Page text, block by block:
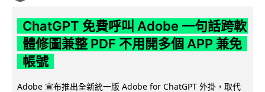
ChatGPT 免費呼叫 Adobe 一句話跨軟
體修圖兼整 PDF 不用開多個 APP 兼免
帳號
Adobe 宣布推出全新統一版 Adobe for ChatGPT 外掛，取代